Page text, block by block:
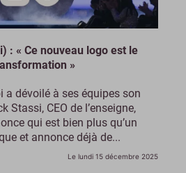
: « Ce nouveau logo est le
»
a dévoilé à ses équipes son
Stassi, CEO de l’enseigne,
qui est bien plus qu’un
et annonce déjà de...
Le lundi 15 décembre 2025